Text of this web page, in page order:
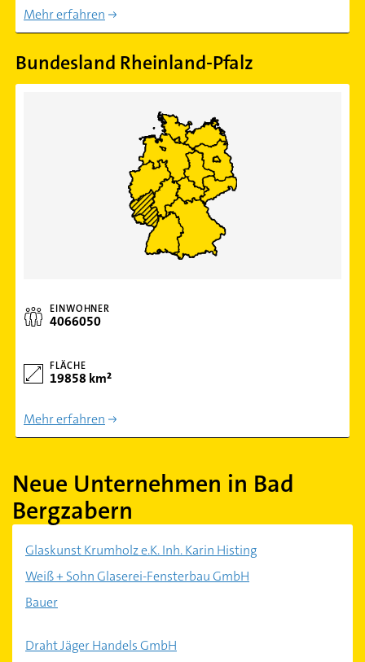
Mehr erfahren
Bundesland Rheinland-Pfalz
EINWOHNER
4066050
FLÄCHE
19858 km²
Mehr erfahren
Neue Unternehmen in Bad
Bergzabern
Glaskunst Krumholz e.K. Inh. Karin Histing
Weiß + Sohn Glaserei-Fensterbau GmbH
Bauer
Draht Jäger Handels GmbH